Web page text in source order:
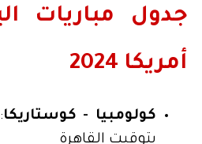
جدول مباريات
أمريكا 2024
كولومبيا - كوستاريكا
بتوقيت القاهرة